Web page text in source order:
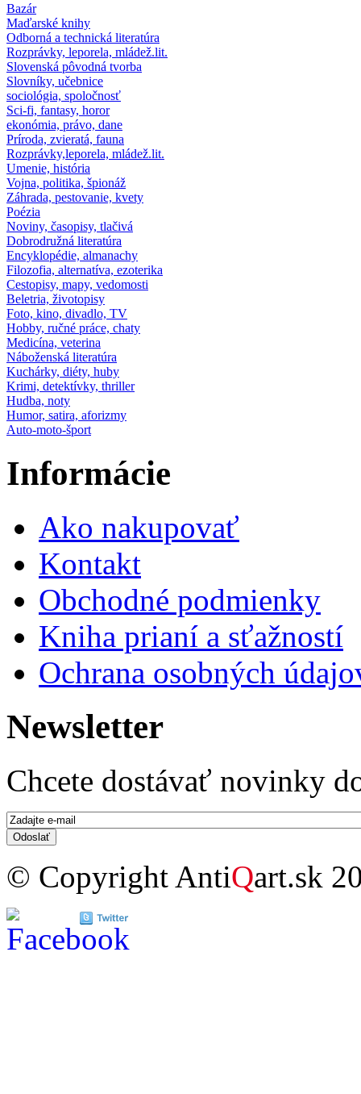
Bazár
Maďarské knihy
Odborná a technická literatúra
Rozprávky, leporela, mládež.lit.
Slovenská pôvodná tvorba
Slovníky, učebnice
sociológia, spoločnosť
Sci-fi, fantasy, horor
ekonómia, právo, dane
Príroda, zvieratá, fauna
Rozprávky,leporela, mládež.lit.
Umenie, história
Vojna, politika, špionáž
Záhrada, pestovanie, kvety
Poézia
Noviny, časopisy, tlačivá
Dobrodružná literatúra
Encyklopédie, almanachy
Filozofia, alternatíva, ezoterika
Cestopisy, mapy, vedomosti
Beletria, životopisy
Foto, kino, divadlo, TV
Hobby, ručné práce, chaty
Medicína, veterina
Náboženská literatúra
Kuchárky, diéty, huby
Krimi, detektívky, thriller
Hudba, noty
Humor, satira, aforizmy
Auto-moto-šport
Informácie
Ako nakupovať
Kontakt
Obchodné podmienky
Kniha prianí a sťažností
Ochrana osobných
Newsletter
Chcete dostávať novinky
E-mail*
© Copyright AntiQart.sk